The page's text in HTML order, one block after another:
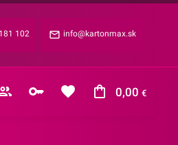
info@kartonmax.sk
102
0,00€
heslo?